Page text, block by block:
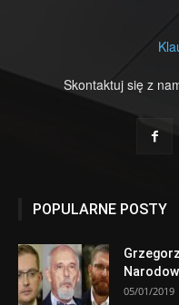
Skontaktuj się z
POPULARNE POSTY
05/01/2019